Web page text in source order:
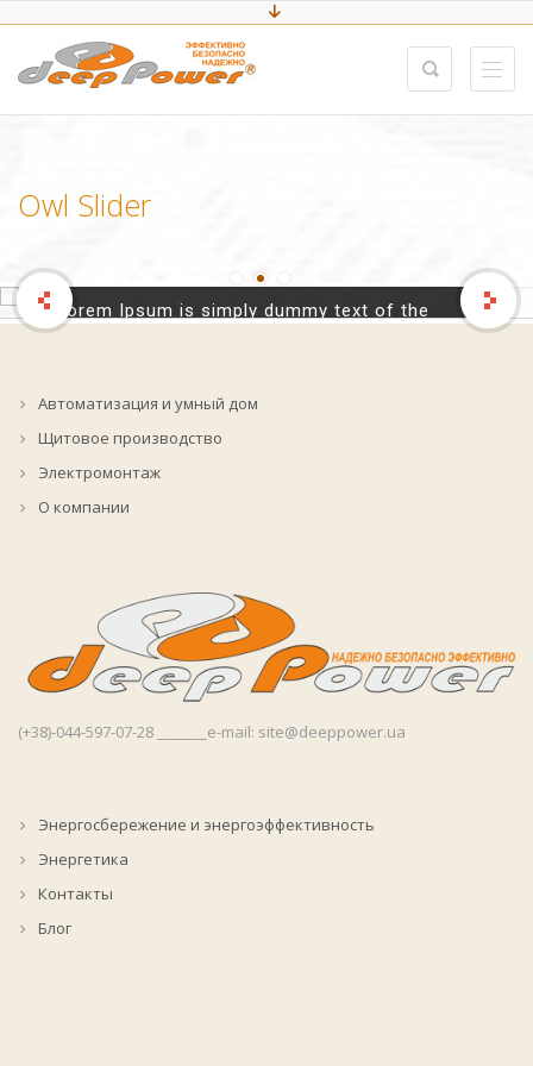
Owl Slider
EASY TO CUSTOMIZE
Lorem Ipsum is simply dummy text of the
Автоматизация и умный дом
Щитовое производство
Электромонтаж
О компании
(+38)-044-597-07-28 _______e-mail: site@deeppower.ua
Энергосбережение и энергоэффективность
Энергетика
Контакты
Блог